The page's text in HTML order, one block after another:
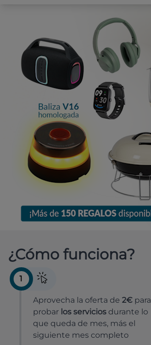
¿Cómo funciona?
1
Aprovecha la oferta de 2€ para
probar los servicios durante lo
que queda de mes, más el
siguiente mes completo